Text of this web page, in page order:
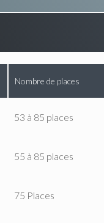
Nombre de places
53 à 85 places
55 à 85 places
75 Places